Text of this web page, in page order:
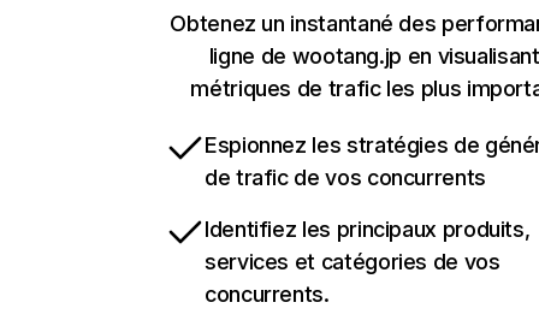
Obtenez un instantané des
ligne de wootang.jp en
métriques de trafic les plus
Espionnez les stratégies de
de trafic de vos concurrents
Identifiez les principaux produits,
services et catégories de vos
concurrents.